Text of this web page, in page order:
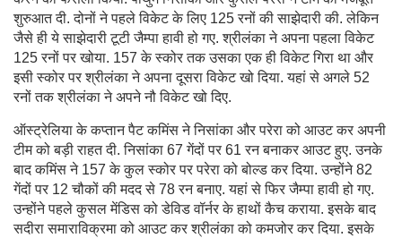
शुरुआत दी. दोनों ने पहले विकेट के लिए 125 रनों की साझेदारी की. लेकिन
जैसे ही ये साझेदारी टूटी जैम्पा हावी हो गए. श्रीलंका ने अपना पहला विकेट
125 रनों पर खोया. 157 के स्कोर तक उसका एक ही विकेट गिरा था और
इसी स्कोर पर श्रीलंका ने अपना दूसरा विकेट खो दिया. यहां से अगले 52
रनों तक श्रीलंका ने अपने नौ विकेट खो दिए.
ऑस्ट्रेलिया के कप्तान पैट कमिंस ने निसांका और परेरा को आउट कर अपनी
टीम को बड़ी राहत दी. निसांका 67 गेंदों पर 61 रन बनाकर आउट हुए. उनके
बाद कमिंस ने 157 के कुल स्कोर पर परेरा को बोल्ड कर दिया. उन्होंने 82
गेंदों पर 12 चौकों की मदद से 78 रन बनाए. यहां से फिर जैम्पा हावी हो गए.
उन्होंने पहले कुसल मेंडिस को डेविड वॉर्नर के हाथों कैच कराया. इसके बाद
सदीरा समाराविक्रमा को आउट कर श्रीलंका को कमजोर कर दिया. इसके